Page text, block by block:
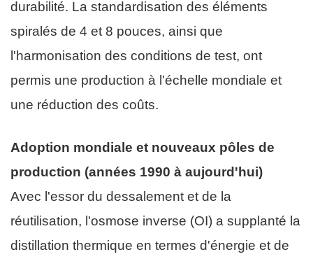
durabilité. La standardisation des éléments
spiralés de 4 et 8 pouces, ainsi que
l'harmonisation des conditions de test, ont
permis une production à l'échelle mondiale et
une réduction des coûts.
Adoption mondiale et nouveaux pôles de
production (années 1990 à aujourd'hui)
Avec l'essor du dessalement et de la
réutilisation, l'osmose inverse (OI) a supplanté la
distillation thermique en termes d'énergie et de